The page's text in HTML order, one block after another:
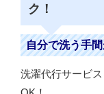
ク！
自分で洗う手
洗濯代行サービ